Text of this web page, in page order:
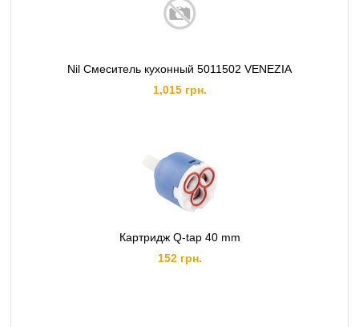
Nil Смеситель кухонный 5011502 VENEZIA
1,015 грн.
Картридж Q-tap 40 mm
152 грн.